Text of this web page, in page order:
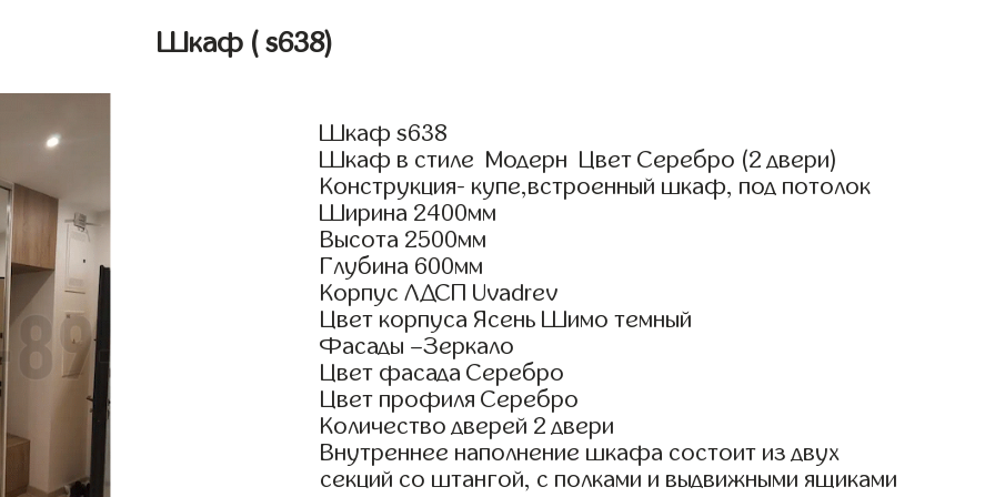
Шкаф ( s638)
Шкаф s638
Шкаф в стиле Модерн Цвет Серебро (2 двери)
Конструкция- купе,встроенный шкаф, под потолок
Ширина 2400мм
Высота 2500мм
Глубина 600мм
Корпус ЛДСП Uvadrev
Цвет корпуса Ясень Шимо темный
Фасады –Зеркало
Цвет фасада Серебро
Цвет профиля Серебро
Количество дверей 2 двери
Внутреннее наполнение шкафа состоит из двух
секций со штангой, с полками и выдвижными ящиками